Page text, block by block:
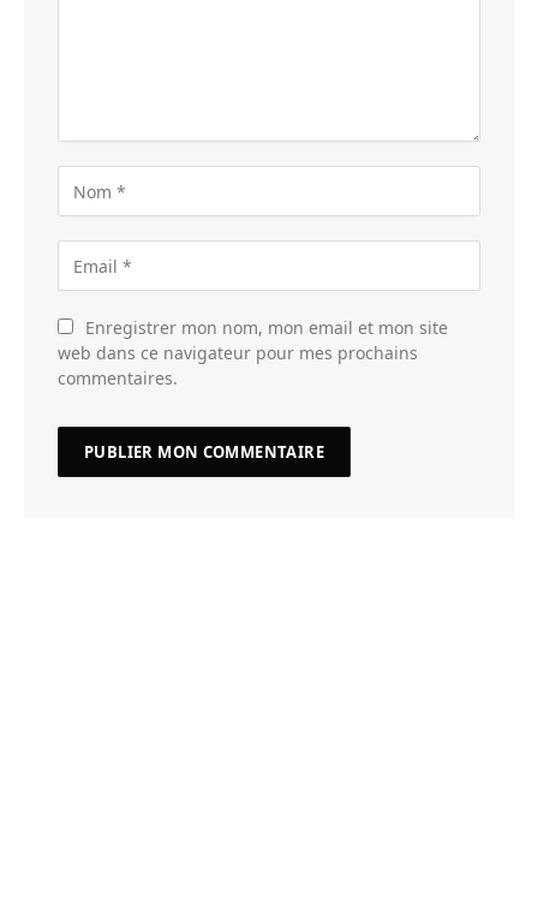
Enregistrer mon nom, mon email et mon site
web dans ce navigateur pour mes prochains
commentaires.